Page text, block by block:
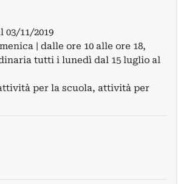
03/11/2019
| dalle ore 10 alle ore 18,
tutti i lunedì dal 15 luglio al
per la scuola, attività per